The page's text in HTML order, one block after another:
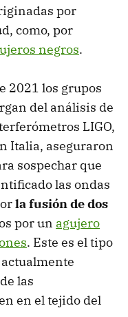
por
como, por
negros.
2021 los grupos
del análisis de
LIGO,
Italia, aseguraron
sospechar que
las ondas
la fusión de dos
por un agujero
. Este es el tipo
las
en el tejido del